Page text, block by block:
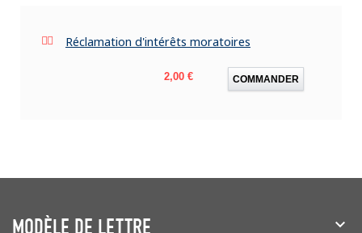
Réclamation d'intérêts moratoires
Prix
2,00 € COMMANDER
MODÈLE DE LETTRE